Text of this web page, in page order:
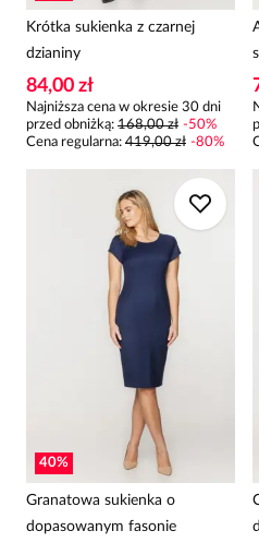
Krótka sukienka z czarnej
dzianiny
84,00 zł
Najniższa cena w okresie 30 dni
przed obniżką: 168,00 zł -50%
Cena regularna: 419,00 zł -80%
40%
Granatowa sukienka o
dopasowanym fasonie